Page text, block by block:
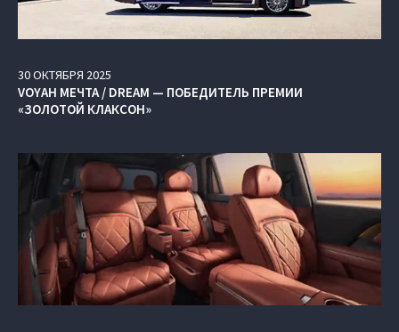
30ОКТЯБРЯ 2025
VOYAH МЕЧТА / DREAM — ПОБЕДИТЕЛЬ ПРЕМИИ
«ЗОЛОТОЙ КЛАКСОН»